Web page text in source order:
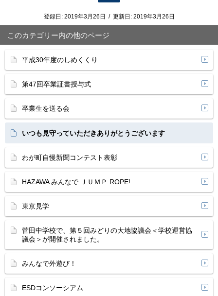
登録日: 2019年3月26日 / 更新日: 2019年3月26日
このカテゴリー内の他のページ
平成30年度のしめくくり
第47回卒業証書授与式
卒業生を送る会
いつも見守っていただきありがとうございます
わが町自慢新聞コンテスト表彰
HAZAWA みんなで ＪＵＭＰ ROPE!
東京見学
菅田中学校で、第５回みどりの大地協議会＜学校運営協
議会＞が開催されました。
みんなで外遊び！
ESDコンソーシアム